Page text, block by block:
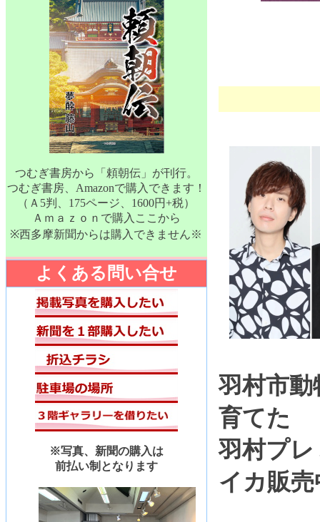
つむぎ書房から「頼朝伝」が刊行。
つむぎ書房、Amazonで購入できます！
（Ａ5判、175ページ、1600円+税）
Ａｍａｚｏｎで購入ここから
※西多摩新聞からは購入できません※
よくある問い合せ
※写真、新聞の購入は
前払い制となります
羽村市
育てた
羽村プ
イカ販売